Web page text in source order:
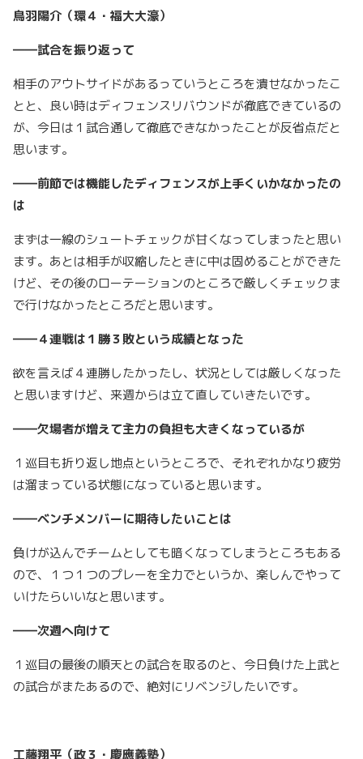
鳥羽陽介（環４・福大大濠）
――試合を振り返って
相手のアウトサイドがあるっていうところを潰せなかったこ
とと、良い時はディフェンスリバウンドが徹底できているの
が、今日は１試合通して徹底できなかったことが反省点だと
思います。
――前節では機能したディフェンスが上手くいかなかったの
は
まずは一線のシュートチェックが甘くなってしまったと思い
ます。あとは相手が収縮したときに中は固めることができた
けど、その後のローテーションのところで厳しくチェックま
で行けなかったところだと思います。
――４連戦は１勝３敗という成績となった
欲を言えば４連勝したかったし、状況としては厳しくなった
と思いますけど、来週からは立て直していきたいです。
――欠場者が増えて主力の負担も大きくなっているが
１巡目も折り返し地点というところで、それぞれかなり疲労
は溜まっている状態になっていると思います。
――ベンチメンバーに期待したいことは
負けが込んでチームとしても暗くなってしまうところもある
ので、１つ１つのプレーを全力でというか、楽しんでやって
いけたらいいなと思います。
――次週へ向けて
１巡目の最後の順天との試合を取るのと、今日負けた上武と
の試合がまたあるので、絶対にリベンジしたいです。
工藤翔平（政３・慶應義塾）